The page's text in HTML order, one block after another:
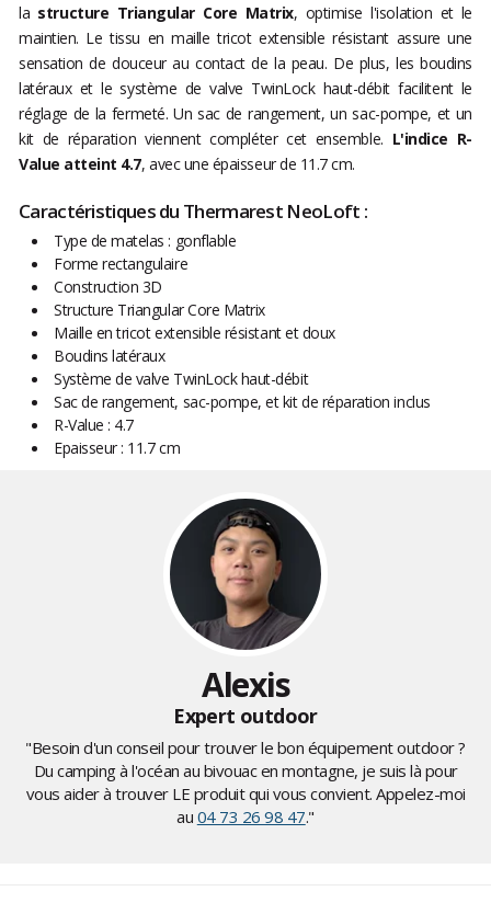
la structure Triangular Core Matrix, optimise l'isolation et le
maintien. Le tissu en maille tricot extensible résistant assure une
sensation de douceur au contact de la peau. De plus, les boudins
latéraux et le système de valve TwinLock haut-débit facilitent le
réglage de la fermeté. Un sac de rangement, un sac-pompe, et un
kit de réparation viennent compléter cet ensemble. L'indice R-
Value atteint 4.7, avec une épaisseur de 11.7 cm.
Caractéristiques du Thermarest NeoLoft :
Type de matelas : gonflable
Forme rectangulaire
Construction 3D
Structure Triangular Core Matrix
Maille en tricot extensible résistant et doux
Boudins latéraux
Système de valve TwinLock haut-débit
Sac de rangement, sac-pompe, et kit de réparation inclus
R-Value : 4.7
Epaisseur : 11.7 cm
Alexis
Expert outdoor
"Besoin d'un conseil pour trouver le bon équipement outdoor ?
Du camping à l'océan au bivouac en montagne, je suis là pour
vous aider à trouver LE produit qui vous convient. Appelez-moi
au 04 73 26 98 47."